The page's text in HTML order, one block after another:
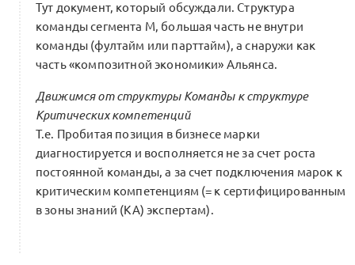
Тут документ, который обсуждали. Структура
команды сегмента M, большая часть не внутри
команды (фултайм или парттайм), а снаружи как
часть «композитной экономики» Альянса.
Движимся от структуры Команды к структуре
Критических компетенций
Т.е. Пробитая позиция в бизнесе марки
диагностируется и восполняется не за счет роста
постоянной команды, а за счет подключения марок к
критическим компетенциям (= к сертифицированным
в зоны знаний (KA) экспертам).